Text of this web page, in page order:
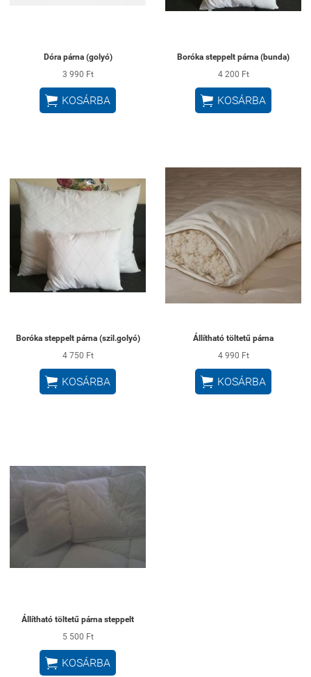
Dóra párna (golyó)
3 990 Ft
 KOSÁRBA
Boróka steppelt párna (bunda)
4 200 Ft
 KOSÁRBA
Boróka steppelt párna (szil.golyó)
4 750 Ft
 KOSÁRBA
Állítható töltetű párna
4 990 Ft
 KOSÁRBA
Állítható töltetű párna steppelt
5 500 Ft
 KOSÁRBA